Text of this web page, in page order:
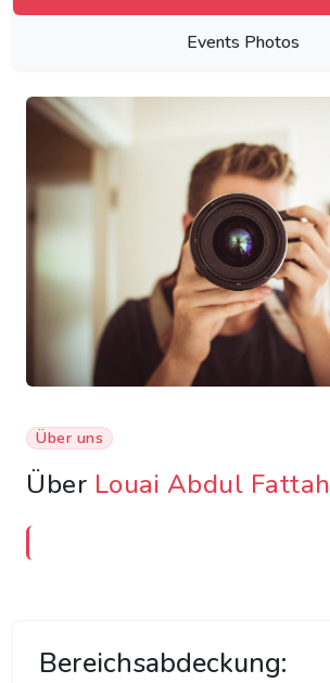
Events Photos
Über uns
Über Louai Abdul Fattah
Bereichsabdeckung: